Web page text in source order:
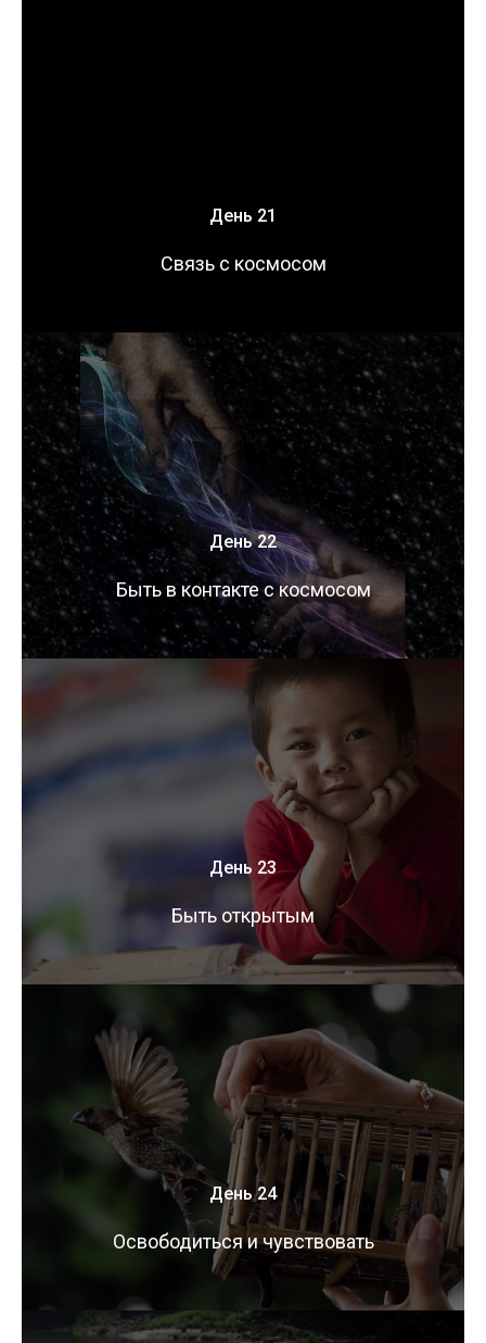
День 21
Связь с космосом
День 22
Быть в контакте с космосом
День 23
Быть открытым
День 24
Освободиться и чувствовать